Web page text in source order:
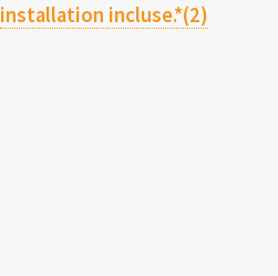
installation incluse.*(2)